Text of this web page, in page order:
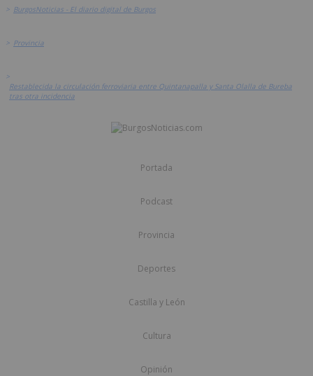
> BurgosNoticias - El diario digital de Burgos
> Provincia
>
Restablecida la circulación ferroviaria entre Quintanapalla y Santa Olalla de Bureba
tras otra incidencia
Portada
Podcast
Provincia
Deportes
Castilla y León
Cultura
Opinión